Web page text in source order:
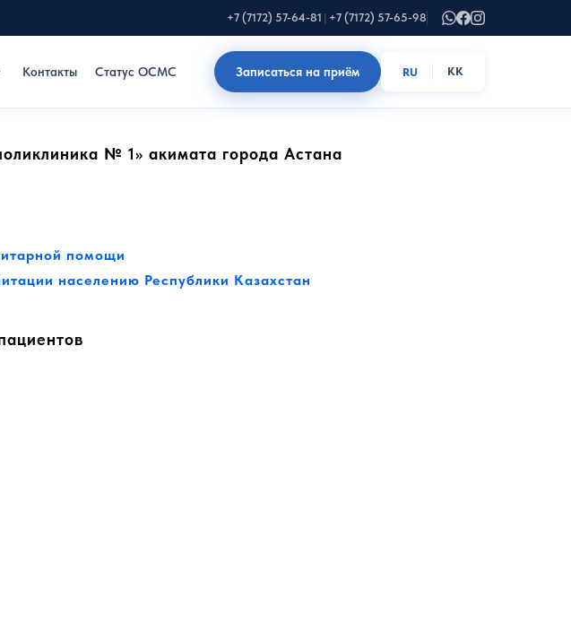
+7 (7172) 57-64-81 | +7 (7172) 57-65-98
Контакты Статус ОСМС Записаться на приём RU KK
№ 1» акимата города Астана
помощи
населению Республики Казахстан